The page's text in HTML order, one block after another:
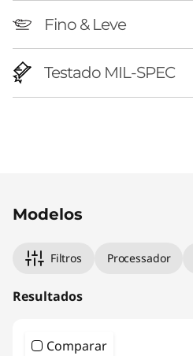
Fino & Leve
Testado MIL-SPEC
Modelos
Filtros Processador
Resultados
Comparar